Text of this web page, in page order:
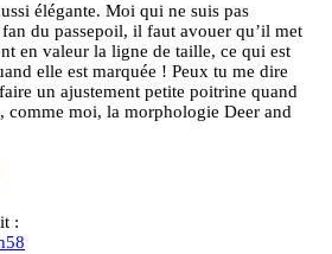
élégante. Moi qui ne suis pas
du passepoil, il faut avouer qu’il met
en valeur la ligne de taille, ce qui est
elle est marquée ! Peux tu me dire
un ajustement petite poitrine quand
comme moi, la morphologie Deer and
: